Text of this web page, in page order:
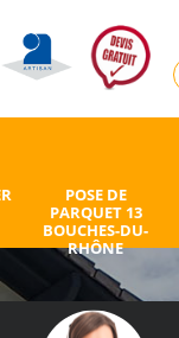
POSE DE
PARQUET 13
BOUCHES-DU-
RHÔNE